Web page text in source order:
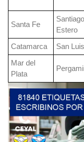
Santa Fe
Estero
Catamarca San Luis
Mar del
Plata